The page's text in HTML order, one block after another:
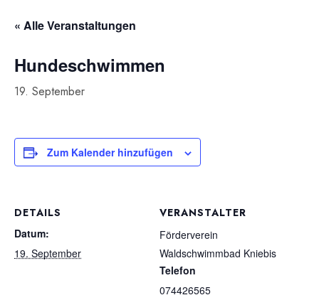
« Alle Veranstaltungen
Hundeschwimmen
19. September
Zum Kalender hinzufügen
DETAILS
Datum:
19. September
VERANSTALTER
Förderverein
Waldschwimmbad Kniebis
Telefon
074426565